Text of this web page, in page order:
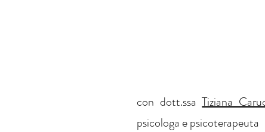
con dott.ssaTiziana
psicologa e psicoterapeuta